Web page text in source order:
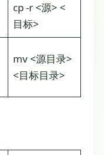
cp -r <源> <
目标>
mv <源目录>
<目标目录>